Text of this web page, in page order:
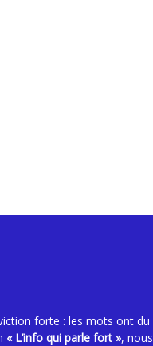
forte : les mots ont du
« L’info qui parle fort », nous